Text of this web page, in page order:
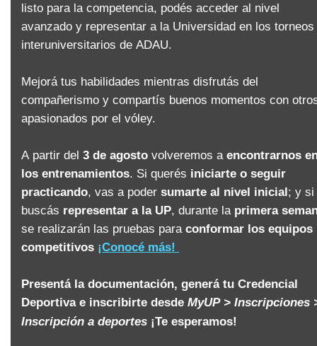
listo para la competencia, podés acceder al nivel
avanzado y representar a la Universidad en los torneos
interuniversitarios de ADAU.
Mejorá tus habilidades mientras disfrutás del
compañerismo y compartís buenos momentos con
apasionados por el vóley.
A partir del 3 de agosto volveremos a encontrarnos
los entrenamientos. Si querés iniciarte o seguir
practicando, vas a poder sumarte al nivel inicial; y si
buscás representar a la UP, durante la primera
se realizarán las pruebas para conformar los equipos
competitivos ¡Conocé más!
Presentá la documentación, generá tu Credencial
Deportivae inscribirte desde MyUP > Inscripciones
Inscripción a deportes ¡Te esperamos!